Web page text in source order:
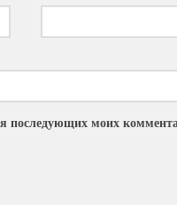
последующих моих